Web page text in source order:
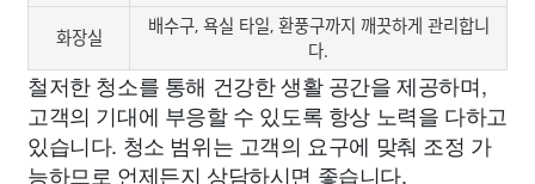
화장실
배수구, 욕실 타일, 환풍구까지 깨끗하게 관리합니
다.
철저한 청소를 통해 건강한 생활 공간을 제공하며,
고객의 기대에 부응할 수 있도록 항상 노력을 다하고
있습니다. 청소 범위는 고객의 요구에 맞춰 조정 가
능하므로 언제든지 상담하시면 좋습니다.